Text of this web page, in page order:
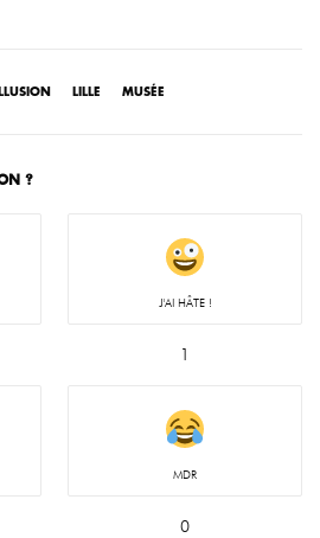
ILLUSION LILLE MUSÉE
?
J'AI HÂTE !
1
MDR
0